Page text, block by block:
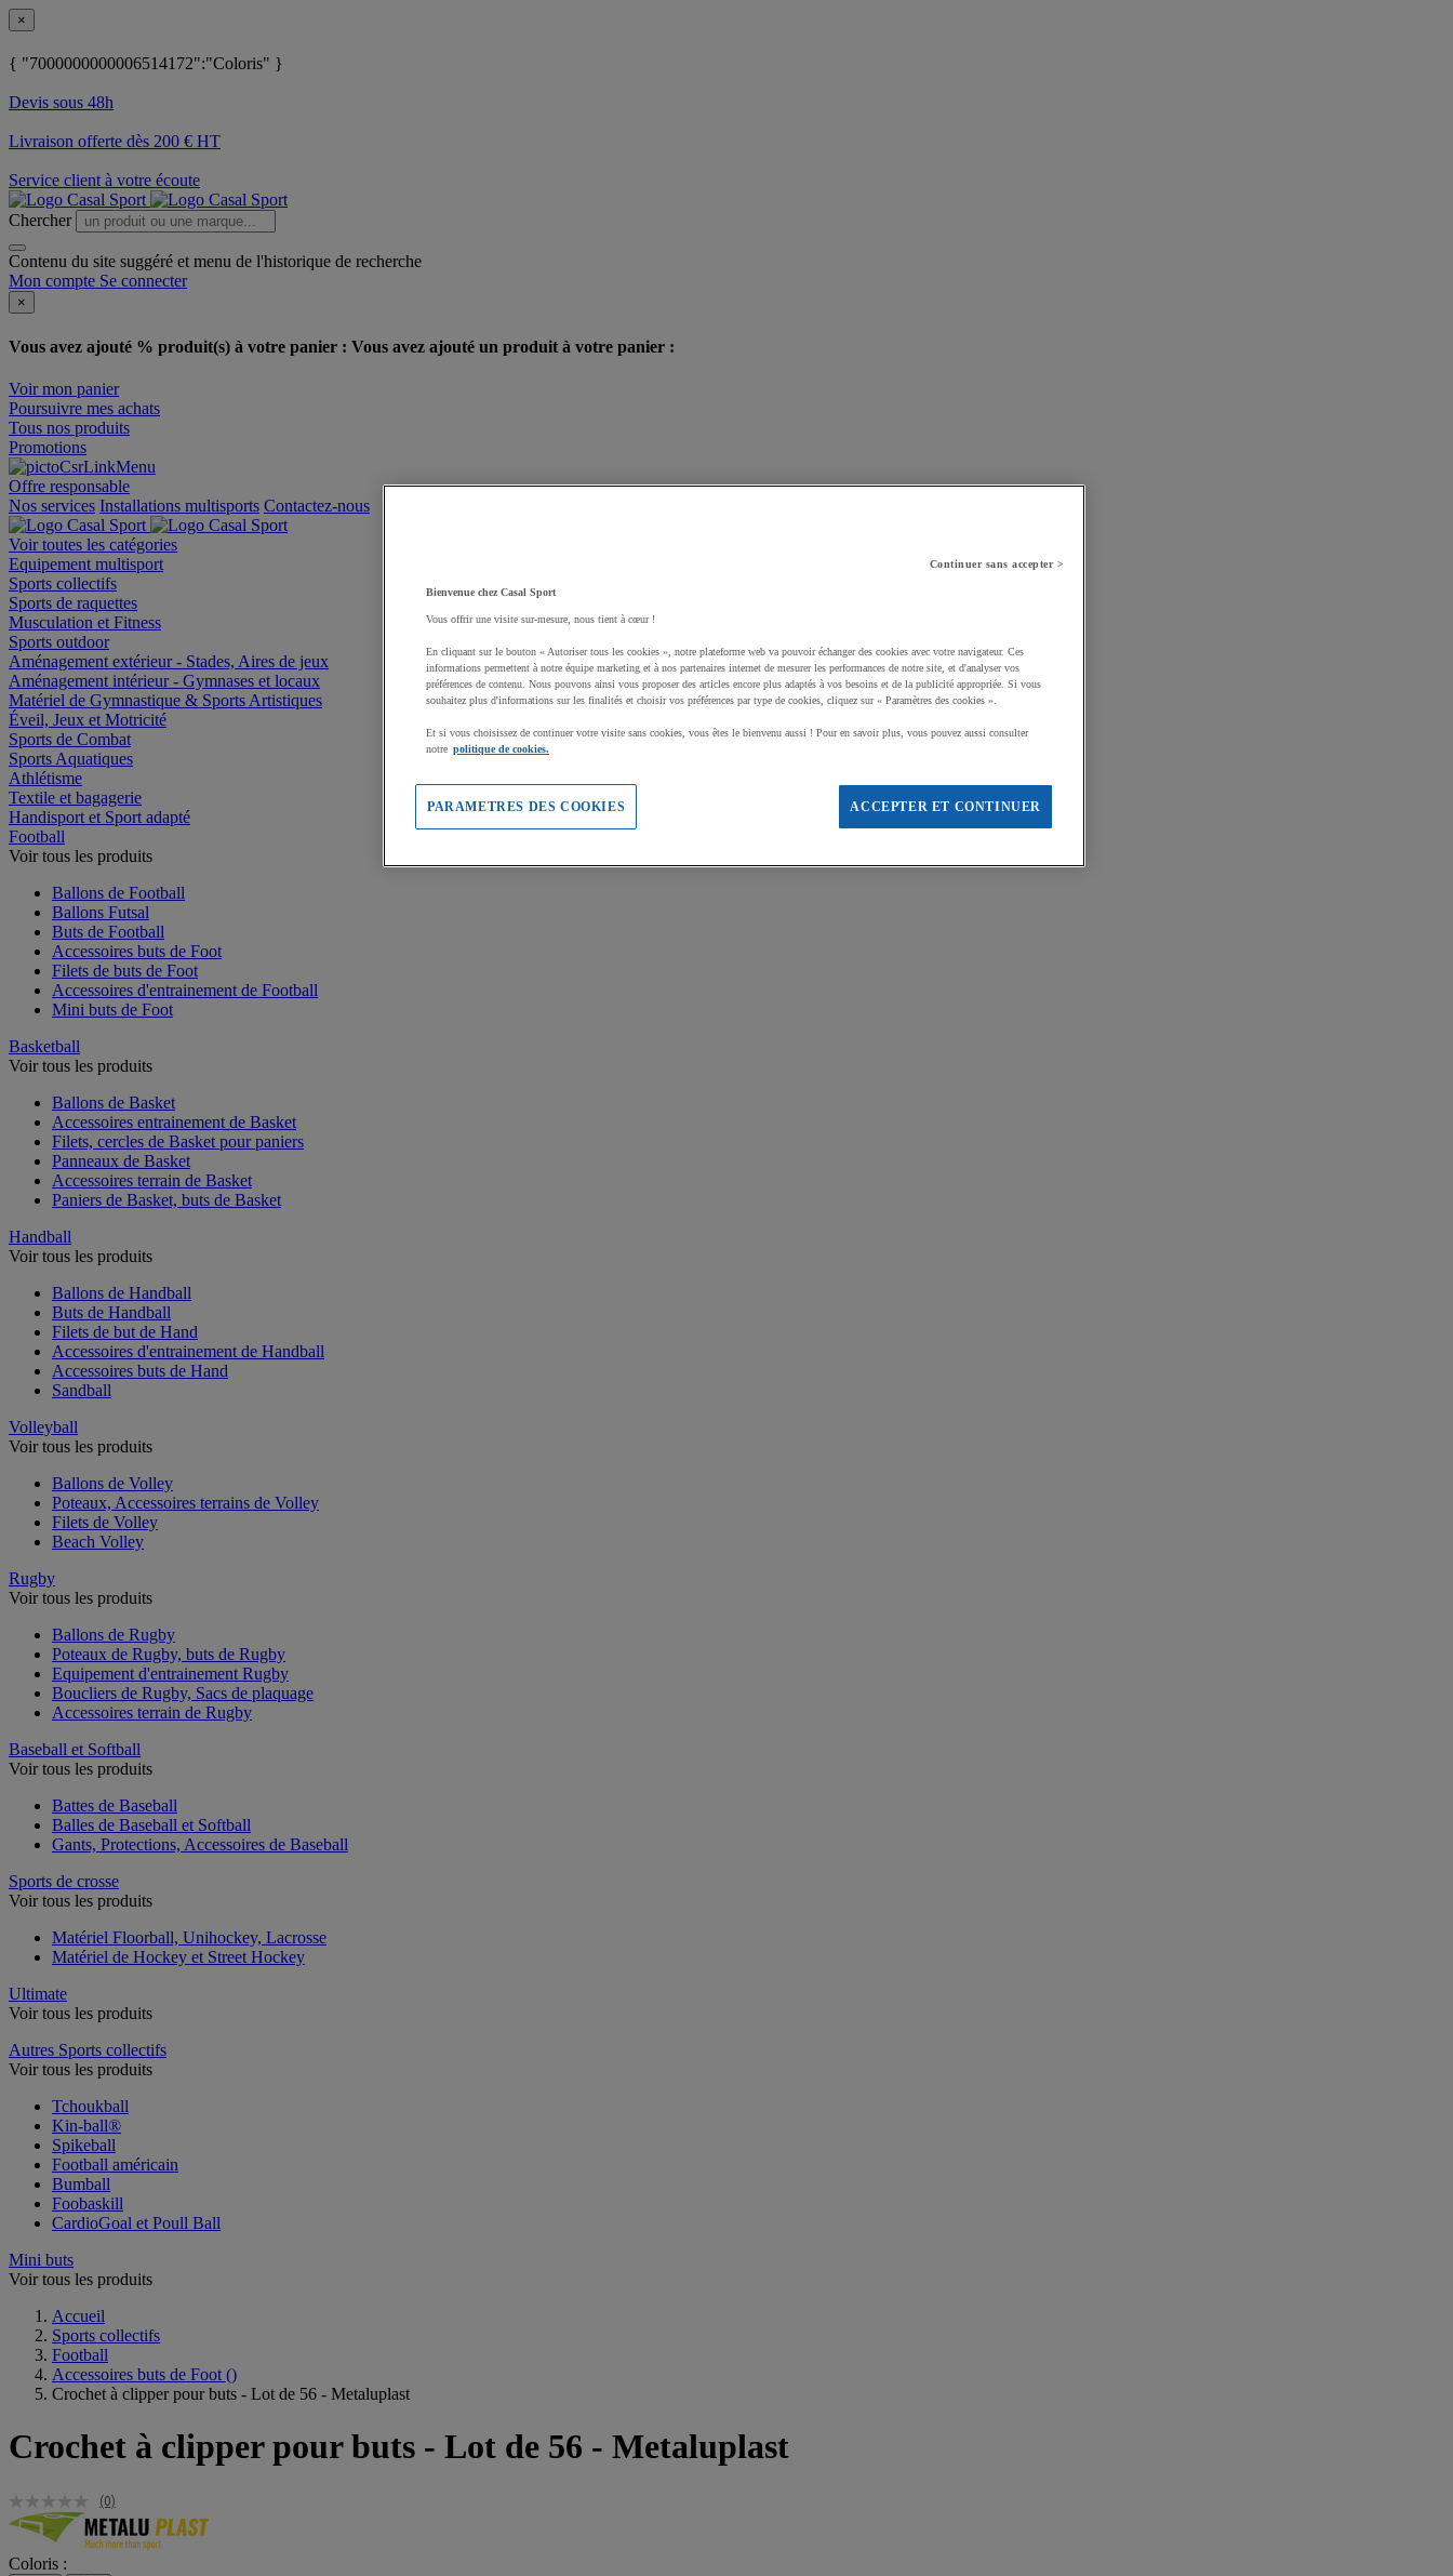
×
{ "7000000000006514172":"Coloris" }
Devis sous 48h
Livraison offerte dès 200 € HT
Service client à votre écoute
Chercher
Contenu du site suggéré et menu de l'historique de recherche
Mon compte Se connecter
×
Vous avez ajouté % produit(s) à votre panier : Vous avez ajouté un produit à votre panier :
Voir mon panier
Poursuivre mes achats
Tous nos produits
Promotions
Offre responsable
Nos services Installations multisports Contactez-nous
Voir toutes les catégories
Equipement multisport
Sports collectifs
Sports de raquettes
Musculation et Fitness
Sports outdoor
Aménagement extérieur - Stades, Aires de jeux
Aménagement intérieur - Gymnases et locaux
Matériel de Gymnastique & Sports Artistiques
Éveil, Jeux et Motricité
Sports de Combat
Sports Aquatiques
Athlétisme
Textile et bagagerie
Handisport et Sport adapté
Football
Voir tous les produits
Ballons de Football
Ballons Futsal
Buts de Football
Accessoires buts de Foot
Filets de buts de Foot
Accessoires d'entrainement de Football
Mini buts de Foot
Basketball
Voir tous les produits
Ballons de Basket
Accessoires entrainement de Basket
Filets, cercles de Basket pour paniers
Panneaux de Basket
Accessoires terrain de Basket
Paniers de Basket, buts de Basket
Handball
Voir tous les produits
Ballons de Handball
Buts de Handball
Filets de but de Hand
Accessoires d'entrainement de Handball
Accessoires buts de Hand
Sandball
Volleyball
Voir tous les produits
Ballons de Volley
Poteaux, Accessoires terrains de Volley
Filets de Volley
Beach Volley
Rugby
Voir tous les produits
Ballons de Rugby
Poteaux de Rugby, buts de Rugby
Equipement d'entrainement Rugby
Boucliers de Rugby, Sacs de plaquage
Accessoires terrain de Rugby
Baseball et Softball
Voir tous les produits
Battes de Baseball
Balles de Baseball et Softball
Gants, Protections, Accessoires de Baseball
Sports de crosse
Voir tous les produits
Matériel Floorball, Unihockey, Lacrosse
Matériel de Hockey et Street Hockey
Ultimate
Voir tous les produits
Autres Sports collectifs
Voir tous les produits
Tchoukball
Kin-ball®
Spikeball
Football américain
Bumball
Foobaskill
CardioGoal et Poull Ball
Mini buts
Voir tous les produits
Accueil
Sports collectifs
Football
Accessoires buts de Foot ()
Crochet à clipper pour buts - Lot de 56 - Metaluplast
Crochet à clipper pour buts - Lot de 56 - Metaluplast
(0)
Coloris :
Continuer sans accepter >
Bienvenue chez Casal Sport
Vous offrir une visite sur-mesure, nous tient à cœur !
En cliquant sur le bouton « Autoriser tous les cookies », notre plateforme web va pouvoir échanger des cookies avec votre navigateur. Ces
informations permettent à notre équipe marketing et à nos partenaires internet de mesurer les performances de notre site, et d'analyser vos
préférences de contenu. Nous pouvons ainsi vous proposer des articles encore plus adaptés à vos besoins et de la publicité appropriée. Si vous
souhaitez plus d'informations sur les finalités et choisir vos préférences par type de cookies, cliquez sur « Paramètres des cookies ».
Et si vous choisissez de continuer votre visite sans cookies, vous êtes le bienvenu aussi ! Pour en savoir plus, vous pouvez aussi consulter
notre politique de cookies.
ACCEPTER ET CONTINUER
PARAMETRES DES COOKIES